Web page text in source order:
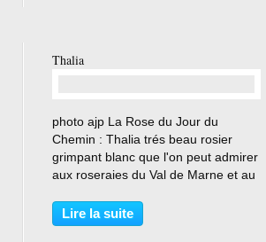
Thalia
photo ajp La Rose du Jour du
Chemin : Thalia trés beau rosier
grimpant blanc que l'on peut admirer
aux roseraies du Val de Marne et au
Description site " Roses André Eve " :
Ses très petites fleurs doubles, blanc
Lire la suite